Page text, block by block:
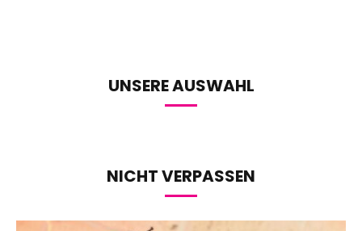
UNSERE AUSWAHL
NICHT VERPASSEN